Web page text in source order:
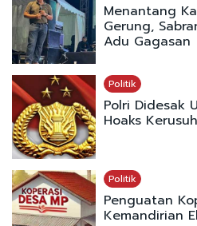
Menantang
Gerung,
Adu Gagasan
Politik
Polri Didesak
Hoaks
Politik
Penguatan
Kemandirian